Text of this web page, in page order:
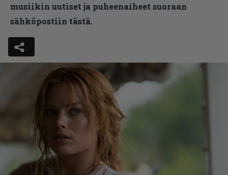
musiikin uutiset ja puheenaiheet suoraan
sähköpostiin tästä.